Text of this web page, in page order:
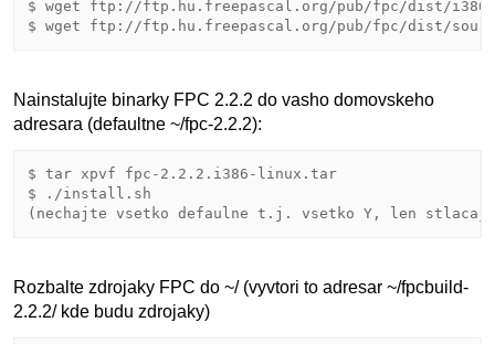
$ wget ftp://ftp.hu.freepascal.org/pub/fpc/dist/
Nainstalujte binarky FPC 2.2.2 do vasho domovskeho
adresara (defaultne ~/fpc-2.2.2):
$ tar xpvf fpc-2.2.2.i386-linux.tar
$ ./install.sh
Rozbalte zdrojaky FPC do ~/ (vyvtori to adresar ~/fpcbuild-
2.2.2/ kde budu zdrojaky)